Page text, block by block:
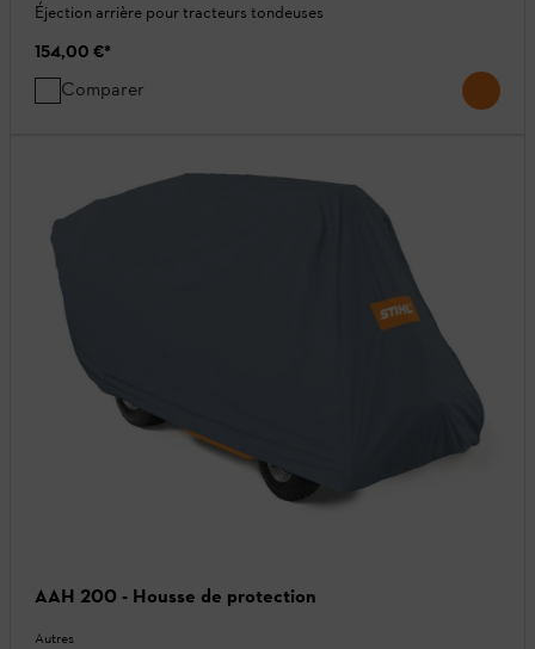
Éjection arrière pour tracteurs tondeuses
154,00 €*
Comparer
AAH 200 - Housse de protection
Autres